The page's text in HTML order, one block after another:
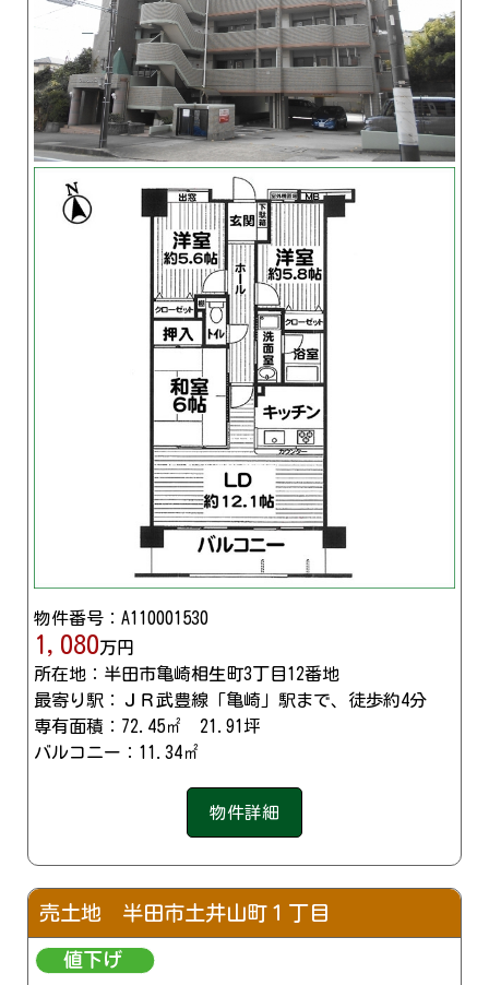
物件番号：A110001530
1,080万円
所在地：半田市亀崎相生町3丁目12番地
最寄り駅：ＪＲ武豊線「亀崎」駅まで、徒歩約4分
専有面積：72.45㎡ 21.91坪
バルコニー：11.34㎡
物件詳細
売土地 半田市土井山町１丁目